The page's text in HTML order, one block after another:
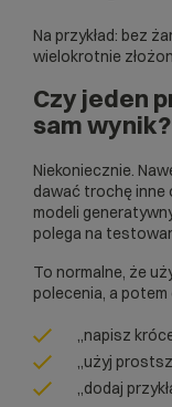
Na przykład: bez
wielokrotnie
Czy jeden
sam wynik?
Niekoniecznie.
dawać trochę inne
modeli
polega na
To normalne, że
polecenia, a potem
„napisz
„użyj
„dodaj